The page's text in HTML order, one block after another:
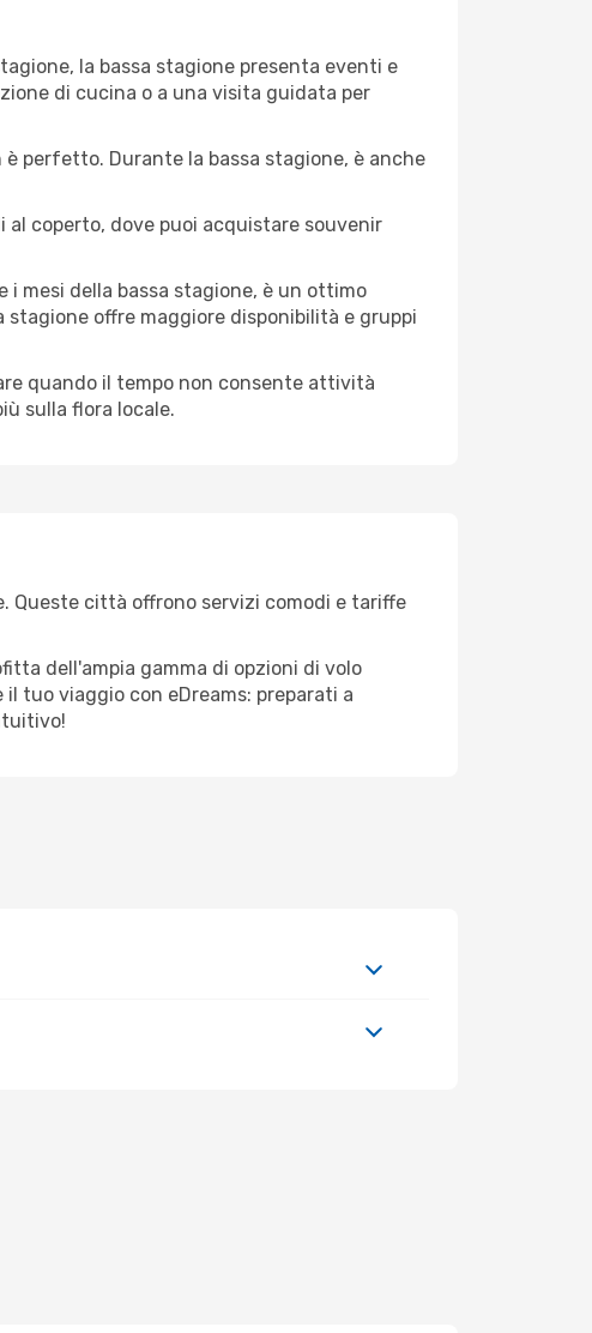
la bassa stagione presenta eventi e
di cucina o a una visita guidata per
perfetto. Durante la bassa stagione, è anche
coperto, dove puoi acquistare souvenir
mesi della bassa stagione, è un ottimo
stagione offre maggiore disponibilità e gruppi
quando il tempo non consente attività
sulla flora locale.
Queste città offrono servizi comodi e tariffe
dell'ampia gamma di opzioni di volo
tuo viaggio con eDreams: preparati a